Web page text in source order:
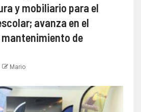
y mobiliario para el
avanza en el
de
Mario